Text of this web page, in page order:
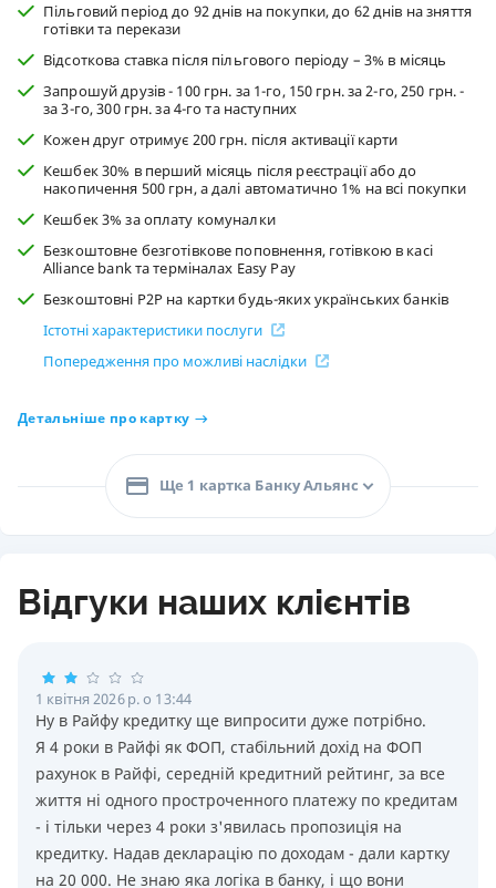
Пільговий період до 92 днів на покупки, до 62 днів на зняття
готівки та перекази
Відсоткова ставка після пільгового періоду – 3% в мiсяць
Запрошуй друзів - 100 грн. за 1-го, 150 грн. за 2-го, 250 грн. -
за 3-го, 300 грн. за 4-го та наступних
Кожен друг отримує 200 грн. після активації карти
Кешбек 30% в перший місяць після реєстрації або до
накопичення 500 грн, а далі автоматично 1% на всі покупки
Кешбек 3% за оплату комуналки
Безкоштовне безготівкове поповнення, готівкою в касі
Alliance bank та терміналах Easy Pay
Безкоштовні P2P на картки будь-яких українських банків
Істотні характеристики послуги
Попередження про можливі наслідки
Детальніше про картку
Ще 1 картка Банку Альянс
Відгуки наших клієнтів
1 квітня 2026 р. о 13:44
Ну в Райфу кредитку ще випросити дуже потрiбно.
Я 4 роки в Райфi як ФОП, стабiльний дохiд на ФОП
рахунок в Райфi, середнiй кредитний рейтинг, за все
життя нi одного простроченного платежу по кредитам
- i тiльки через 4 роки з'явилась пропозицiя на
кредитку. Надав декларацiю по доходам - дали картку
на 20 000. Не знаю яка логiка в банку, i що вони